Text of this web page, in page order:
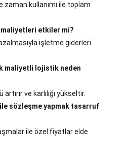
zaman kullanımı ile toplam
etkiler mi?
işletme giderleri
maliyetli lojistik neden
ve karlılığı yükseltir.
sözleşme yapmak tasarruf
ile özel fiyatlar elde